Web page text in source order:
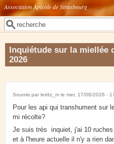
Association Apicole de Strasbourg
Formulaire de recherche
Rechercher
Inquiétude sur la miellée
2026
Soumis par leiritz_m le mer, 17/06/2026 -
Pour les api qui transhument sur
mi récolte?
Je suis très inquiet, j'ai 10
et à l'heure actuelle il n'y a rien